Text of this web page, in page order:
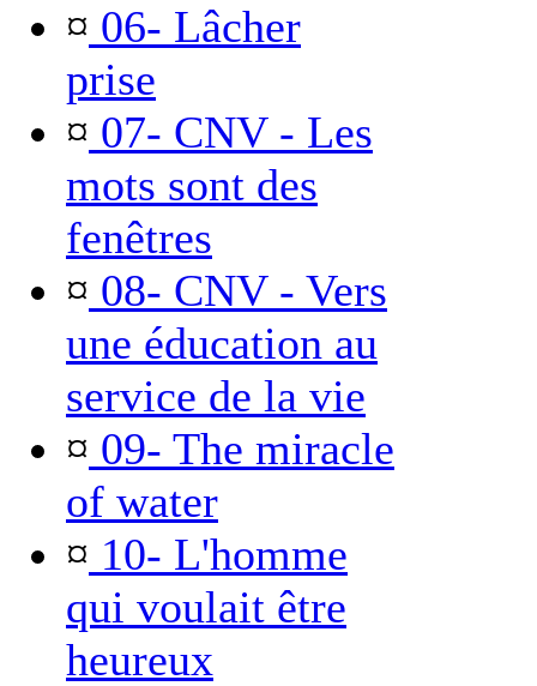
¤ 06- Lâcher
prise
¤ 07- CNV - Les
mots sont des
fenêtres
¤ 08- CNV - Vers
une éducation au
service de la vie
¤ 09- The miracle
of water
¤ 10- L'homme
qui voulait être
heureux